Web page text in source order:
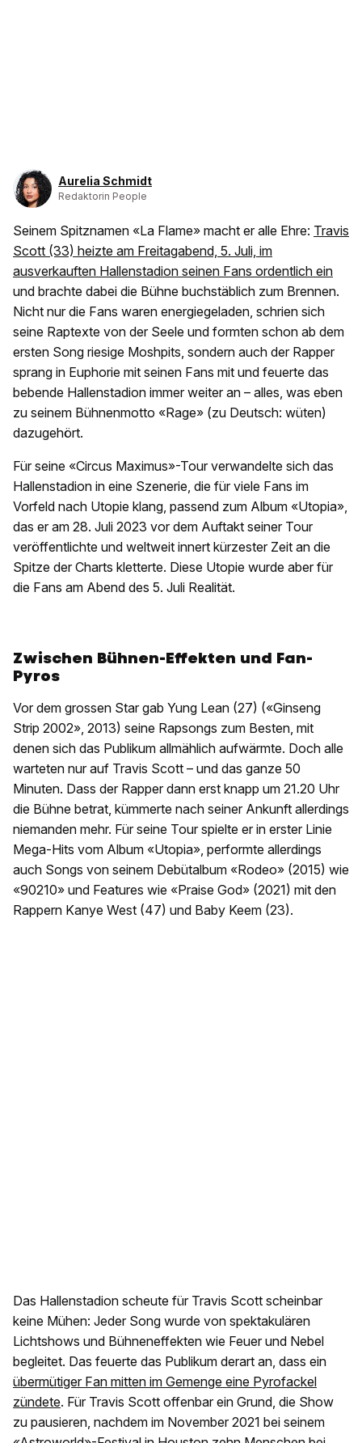
Aurelia Schmidt
Redaktorin People
Seinem Spitznamen «La Flame» macht er alle Ehre: Travis
Scott (33) heizte am Freitagabend, 5. Juli, im
ausverkauften Hallenstadion seinen Fans ordentlich ein
und brachte dabei die Bühne buchstäblich zum Brennen.
Nicht nur die Fans waren energiegeladen, schrien sich
seine Raptexte von der Seele und formten schon ab dem
ersten Song riesige Moshpits, sondern auch der Rapper
sprang in Euphorie mit seinen Fans mit und feuerte das
bebende Hallenstadion immer weiter an – alles, was eben
zu seinem Bühnenmotto «Rage» (zu Deutsch: wüten)
dazugehört.
Für seine «Circus Maximus»-Tour verwandelte sich das
Hallenstadion in eine Szenerie, die für viele Fans im
Vorfeld nach Utopie klang, passend zum Album «Utopia»,
das er am 28. Juli 2023 vor dem Auftakt seiner Tour
veröffentlichte und weltweit innert kürzester Zeit an die
Spitze der Charts kletterte. Diese Utopie wurde aber für
die Fans am Abend des 5. Juli Realität.
Zwischen Bühnen-Effekten und Fan-
Pyros
Vor dem grossen Star gab Yung Lean (27) («Ginseng
Strip 2002», 2013) seine Rapsongs zum Besten, mit
denen sich das Publikum allmählich aufwärmte. Doch alle
warteten nur auf Travis Scott – und das ganze 50
Minuten. Dass der Rapper dann erst knapp um 21.20 Uhr
die Bühne betrat, kümmerte nach seiner Ankunft allerdings
niemanden mehr. Für seine Tour spielte er in erster Linie
Mega-Hits vom Album «Utopia», performte allerdings
auch Songs von seinem Debütalbum «Rodeo» (2015) wie
«90210» und Features wie «Praise God» (2021) mit den
Rappern Kanye West (47) und Baby Keem (23).
Das Hallenstadion scheute für Travis Scott scheinbar
keine Mühen: Jeder Song wurde von spektakulären
Lichtshows und Bühneneffekten wie Feuer und Nebel
begleitet. Das feuerte das Publikum derart an, dass ein
übermütiger Fan mitten im Gemenge eine Pyrofackel
zündete. Für Travis Scott offenbar ein Grund, die Show
zu pausieren, nachdem im November 2021 bei seinem